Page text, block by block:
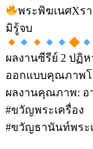
พระพิฆเนศXร
มิรู้จบ
ผลงานซีรีย์ 2 ปฏิ
ออกแบบคุณภาพโ
ผลงานคุณภาพ: อ
#ขวัญพระเครื่อง
#ขวัญธานันท์พระ